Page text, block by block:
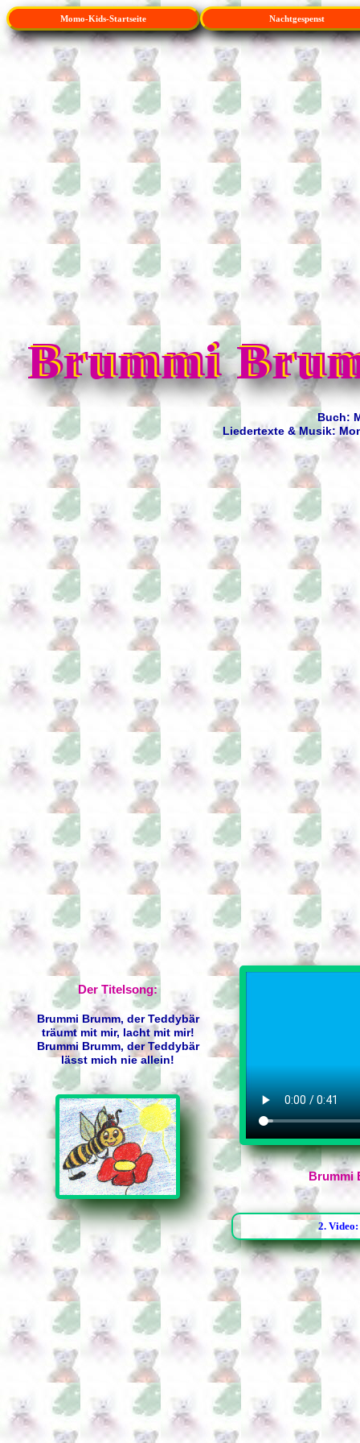
Momo-Kids-Startseite Nachtgespenst
Brummi
Buch:
Liedertexte & Musik:
Der Titelsong:
Brummi Brumm, der Teddybär
träumt mit mir, lacht mit mir!
Brummi Brumm, der Teddybär
lässt mich nie allein!
Brummi
2.